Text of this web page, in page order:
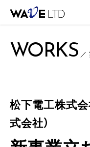
TOP WORKS WORKS一覧
WORKS ／
松下電工株式会
式会社）